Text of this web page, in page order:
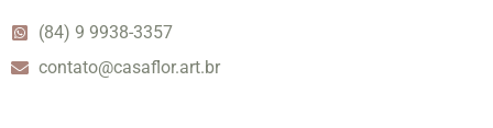
(84) 9 9938-3357
contato@casaflor.art.br